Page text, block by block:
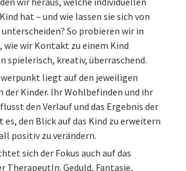
hat – und wie lassen sie sich von
So probieren wir in
wie wir Kontakt zu einem Kind
spielerisch, kreativ, überraschend.
liegt auf den jeweiligen
der Kinder. Ihr Wohlbefinden und ihr
den Verlauf und das Ergebnis der
es, den Blick auf das Kind zu erweitern
positiv zu verändern.
sich der Fokus auch auf das
TherapeutIn. Geduld, Fantasie,